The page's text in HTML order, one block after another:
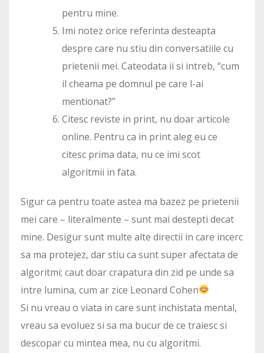
pentru mine.
Imi notez orice referinta desteapta
despre care nu stiu din conversatiile cu
prietenii mei. Cateodata ii si intreb, “cum
il cheama pe domnul pe care l-ai
mentionat?”
Citesc reviste in print, nu doar articole
online. Pentru ca in print aleg eu ce
citesc prima data, nu ce imi scot
algoritmii in fata.
Sigur ca pentru toate astea ma bazez pe prietenii
mei care – literalmente – sunt mai destepti decat
mine. Desigur sunt multe alte directii in care incerc
sa ma protejez, dar stiu ca sunt super afectata de
algoritmi; caut doar crapatura din zid pe unde sa
intre lumina, cum ar zice Leonard Cohen
Si nu vreau o viata in care sunt inchistata mental,
vreau sa evoluez si sa ma bucur de ce traiesc si
descopar cu mintea mea, nu cu algoritmi.